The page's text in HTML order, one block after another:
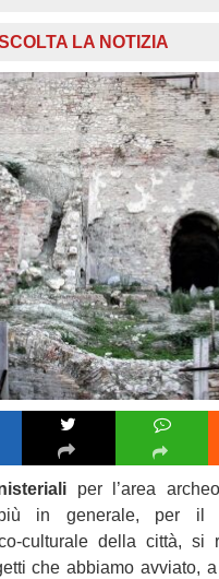
LA NOTIZIA
per l’area
in generale, per il
culturale della città, si
che abbiamo avviato, a